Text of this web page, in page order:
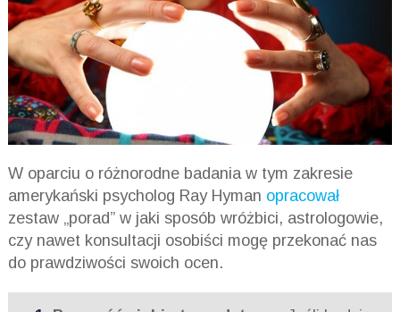
W oparciu o różnorodne badania w tym zakresie
amerykański psycholog Ray Hyman opracował
zestaw „porad” w jaki sposób wróżbici, astrologowie,
czy nawet konsultacji osobiści mogę przekonać nas
do prawdziwości swoich ocen.